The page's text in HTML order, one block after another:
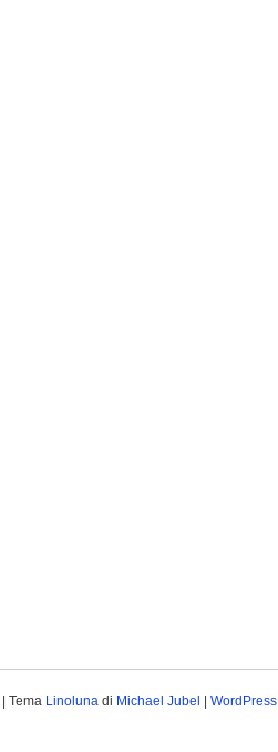
| Tema Linoluna di Michael Jubel WordPress